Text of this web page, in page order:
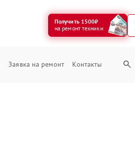
Получить 1500₽
на ремонт техники
Заявка на ремонт Контакты